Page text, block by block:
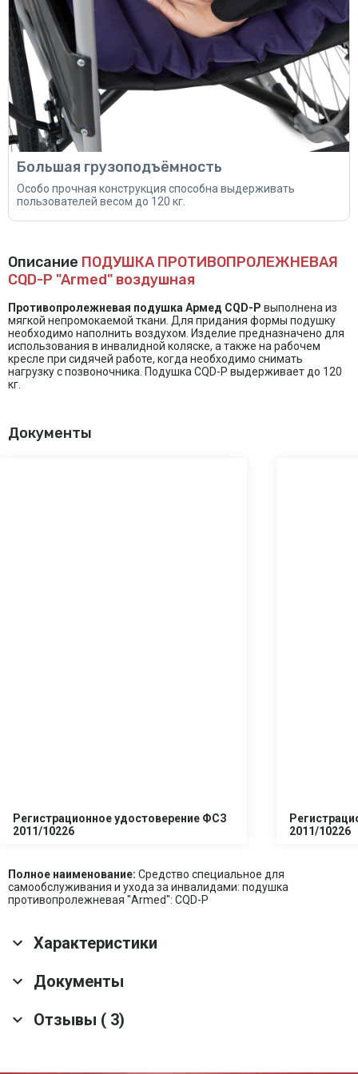
Большая грузоподъёмность
Особо прочная конструкция способна выдерживать
пользователей весом до 120 кг.
Описание ПОДУШКА ПРОТИВОПРОЛЕЖНЕВАЯ
CQD-P "Armed" воздушная
Противопролежневая подушка Армед CQD-P выполнена из
мягкой непромокаемой ткани. Для придания формы подушку
необходимо наполнить воздухом. Изделие предназначено для
использования в инвалидной коляске, а также на рабочем
кресле при сидячей работе, когда необходимо снимать
нагрузку с позвоночника. Подушка CQD-P выдерживает до 120
кг.
Документы
Регистрационное удостоверение ФСЗ
2011/10226
2011/10226
Полное наименование: Средство специальное для
самообслуживания и ухода за инвалидами: подушка
противопролежневая "Armed": CQD-P
Характеристики
Основные характеристики
Материал
Документы
Скачать все документы
Отзывы ( 3)